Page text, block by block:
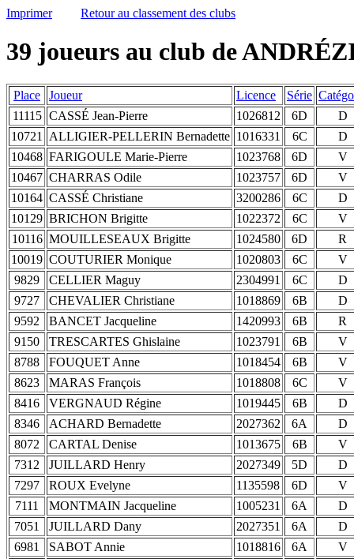
Imprimer Retour au classement des clubs
39 joueurs au club de
Place Joueur Licence Série
11115 CASSÉ Jean-Pierre 1026812 6D
D
10721
ALLIGIER-PELLERIN Bernadette 1016331 6C
D
10468 FARIGOULE Marie-Pierre 1023768 6D
V
10467 CHARRAS Odile 1023757 6D
V
10164 CASSÉ Christiane 3200286 6C
D
10129 BRICHON Brigitte 1022372 6C
V
10116 MOUILLESEAUX Brigitte 1024580 6D
R
10019 COUTURIER Monique 1020803 6C
V
9829
CELLIER Maguy 2304991 6C
D
9727
CHEVALIER Christiane 1018869 6B
D
9592
BANCET Jacqueline 1420993 6B
R
9150
TRESCARTES Ghislaine 1023791 6B
V
8788
FOUQUET Anne 1018454 6B
V
8623
MARAS François 1018808 6C
V
8416
VERGNAUD Régine 1019445 6B
D
8346
ACHARD Bernadette 2027362 6A
D
8072
CARTAL Denise 1013675 6B
V
7312
JUILLARD Henry 2027349 5D
D
7297
ROUX Evelyne 1135598 6D
V
7111
MONTMAIN Jacqueline 1005231 6A
D
7051
JUILLARD Dany 2027351 6A
D
6981
SABOT Annie 1018816 6A
V